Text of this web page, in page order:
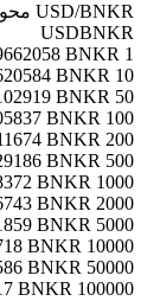
USD/BNKR محول سعر الصرف
USDBNKR
1 USD
BNKR
10 USD
BNKR
50 USD
BNKR
100 USD
BNKR
200 USD
BNKR
500 USD
BNKR
1000 USD
BNKR
2000 USD
BNKR
5000 USD
BNKR
10000 USD
BNKR
50000 USD
BNKR
100000 USD
BNKR